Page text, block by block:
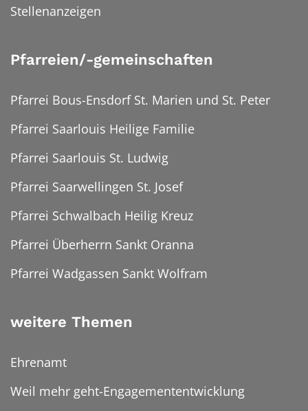
Stellenanzeigen
Pfarreien/-gemeinschaften
Pfarrei Bous-Ensdorf St. Marien und St. Peter
Pfarrei Saarlouis Heilige Familie
Pfarrei Saarlouis St. Ludwig
Pfarrei Saarwellingen St. Josef
Pfarrei Schwalbach Heilig Kreuz
Pfarrei Überherrn Sankt Oranna
Pfarrei Wadgassen Sankt Wolfram
weitere Themen
Ehrenamt
Weil mehr geht-Engagemententwicklung